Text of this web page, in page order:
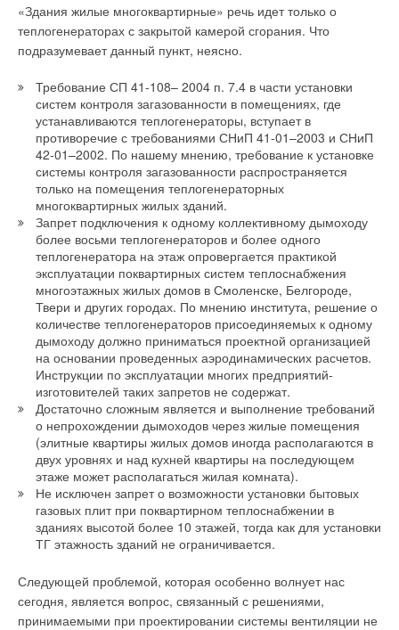
«Здания жилые многоквартирные» речь идет только о
теплогенераторах с закрытой камерой сгорания. Что
подразумевает данный пункт, неясно.
Требование СП 41-108– 2004 п. 7.4 в части установки
систем контроля загазованности в помещениях, где
устанавливаются теплогенераторы, вступает в
противоречие с требованиями СНиП 41-01–2003 и СНиП
42-01–2002. По нашему мнению, требование к установке
системы контроля загазованности распространяется
только на помещения теплогенераторных
многоквартирных жилых зданий.
Запрет подключения к одному коллективному дымоходу
более восьми теплогенераторов и более одного
теплогенератора на этаж опровергается практикой
эксплуатации поквартирных систем теплоснабжения
многоэтажных жилых домов в Смоленске, Белгороде,
Твери и других городах. По мнению института, решение о
количестве теплогенераторов присоединяемых к одному
дымоходу должно приниматься проектной организацией
на основании проведенных аэродинамических расчетов.
Инструкции по эксплуатации многих предприятий-
изготовителей таких запретов не содержат.
Достаточно сложным является и выполнение требований
о непрохождении дымоходов через жилые помещения
(элитные квартиры жилых домов иногда располагаются в
двух уровнях и над кухней квартиры на последующем
этаже может располагаться жилая комната).
Не исключен запрет о возможности установки бытовых
газовых плит при поквартирном теплоснабжении в
зданиях высотой более 10 этажей, тогда как для установки
ТГ этажность зданий не ограничивается.
Следующей проблемой, которая особенно волнует нас
сегодня, является вопрос, связанный с решениями,
принимаемыми при проектировании системы вентиляции не